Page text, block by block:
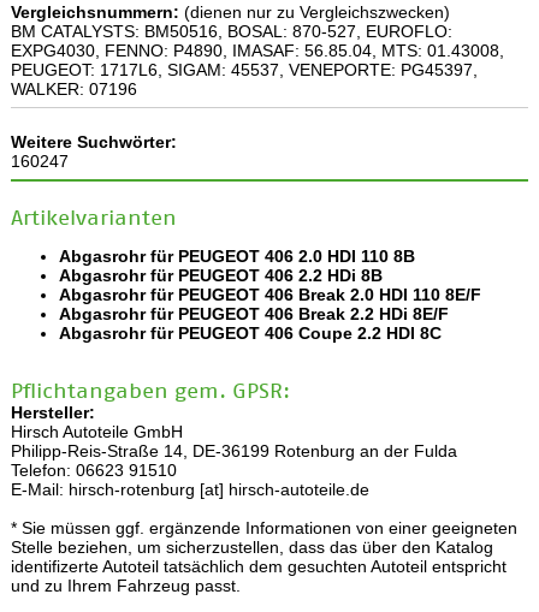
Vergleichsnummern: (dienen nur zu Vergleichszwecken)
BM CATALYSTS: BM50516, BOSAL: 870-527, EUROFLO:
EXPG4030, FENNO: P4890, IMASAF: 56.85.04, MTS: 01.43008,
PEUGEOT: 1717L6, SIGAM: 45537, VENEPORTE: PG45397,
WALKER: 07196
Weitere Suchwörter:
160247
Artikelvarianten
Abgasrohr für PEUGEOT 406 2.0 HDI 110 8B
Abgasrohr für PEUGEOT 406 2.2 HDi 8B
Abgasrohr für PEUGEOT 406 Break 2.0 HDI 110 8E/F
Abgasrohr für PEUGEOT 406 Break 2.2 HDi 8E/F
Abgasrohr für PEUGEOT 406 Coupe 2.2 HDI 8C
Pflichtangaben gem. GPSR:
Hersteller:
Hirsch Autoteile GmbH
Philipp-Reis-Straße 14, DE-36199 Rotenburg an der Fulda
Telefon: 06623 91510
E-Mail: hirsch-rotenburg [at] hirsch-autoteile.de
* Sie müssen ggf. ergänzende Informationen von einer geeigneten
Stelle beziehen, um sicherzustellen, dass das über den Katalog
identifizerte Autoteil tatsächlich dem gesuchten Autoteil entspricht
und zu Ihrem Fahrzeug passt.